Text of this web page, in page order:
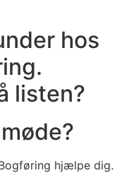
hos
listen?
hjælpe dig.